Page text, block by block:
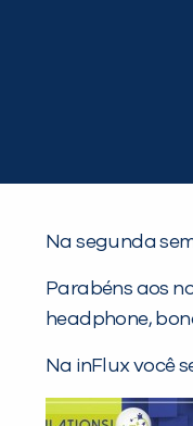
Na segunda
Parabéns aos
headphone,
Na inFlux você